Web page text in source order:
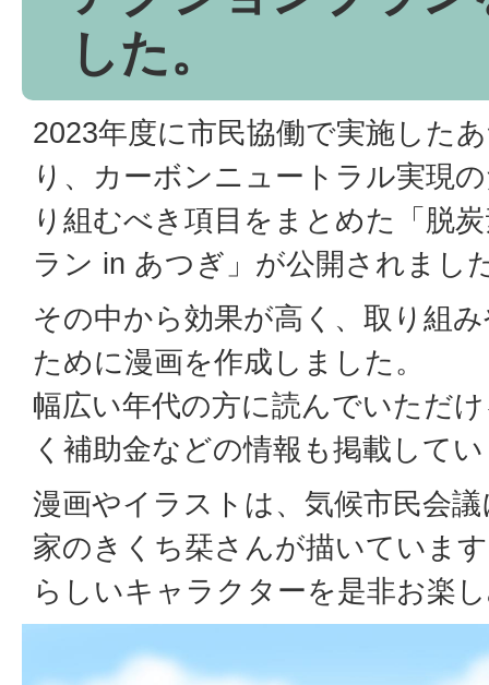
した。
2023年度に市民協働で実施した
り、カーボンニュートラル実現
り組むべき項目をまとめた「脱
ラン in あつぎ」が公開されまし
その中から効果が高く、取り組
ために漫画を作成しました。
幅広い年代の方に読んでいただ
く補助金などの情報も掲載して
漫画やイラストは、気候市民会
家のきくち栞さんが描いていま
らしいキャラクターを是非お楽